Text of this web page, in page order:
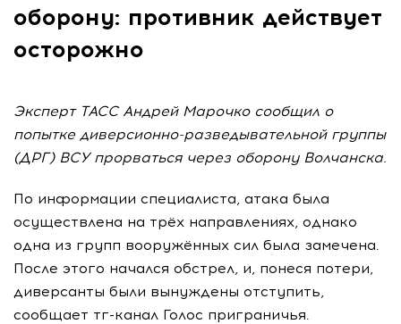
оборону: противник действует
осторожно
Эксперт ТАСС Андрей Марочко сообщил о
попытке диверсионно-разведывательной группы
(ДРГ) ВСУ прорваться через оборону Волчанска.
По информации специалиста, атака была
осуществлена на трёх направлениях, однако
одна из групп вооружённых сил была замечена.
После этого начался обстрел, и, понеся потери,
диверсанты были вынуждены отступить,
сообщает тг-канал Голос приграничья.